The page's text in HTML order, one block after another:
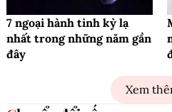
7 ngoại hành tinh kỳ lạ
nhất trong những năm gần
đây
Xem